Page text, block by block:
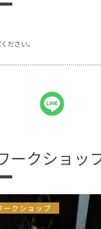
ださい。
ークショッ
ークショップ